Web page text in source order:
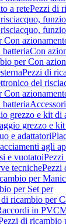
a retePezzi di
Con
Con
per Con
Pezzi di
del
Con
Accessori
grezzo e kit di
grezzo e kit
e adattatori
agli
e vuotatoi
tecnichePezzi
per
per Set per
ricambio per
in PVC
di ricambio